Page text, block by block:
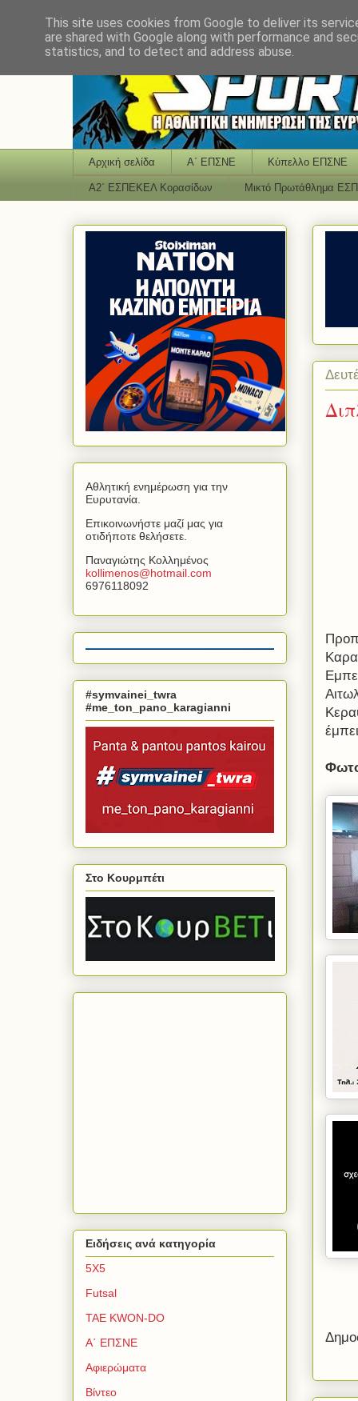
Αρχική σελίδα Α΄ ΕΠΣΝΕ Κύπελλο ΕΠΣΝΕ
Α2΄ ΕΣΠΕΚΕΛ Κορασίδων Μικτό Πρωτάθλημα
Αθλητική ενημέρωση για την
Ευρυτανία.
Επικοινωνήστε μαζί μας για
οτιδήποτε θελήσετε.
Παναγιώτης Κολλημένος
kollimenos@hotmail com
6976118092
#symvainei_twra
#me_ton_pano_karagianni
Στο Κουρμπέτι
Ειδήσεις ανά κατηγορία
5Χ5
Futsal
TAE KWON-DO
Α΄ ΕΠΣΝΕ
Αφιερώματα
Βίντεο
This site uses cookies from Google to deliver its
are shared with Google along with performance and
statistics, and to detect and address abuse.